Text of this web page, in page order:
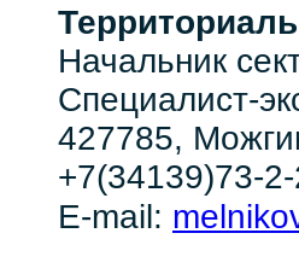
Начальник
Специалист-
427785,
+7(34139)73-
E-mail: